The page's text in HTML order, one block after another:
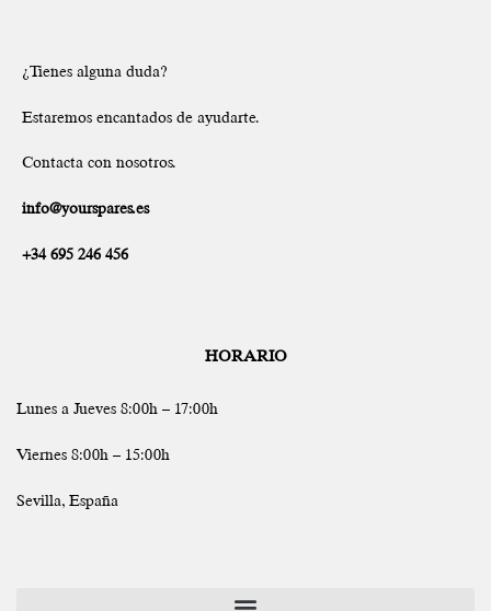
¿Tienes alguna duda?
Estaremos encantados de ayudarte.
Contacta con nosotros.
info@yourspares.es
+34 695 246 456
HORARIO
Lunes a Jueves 8:00h – 17:00h
Viernes 8:00h – 15:00h
Sevilla, España